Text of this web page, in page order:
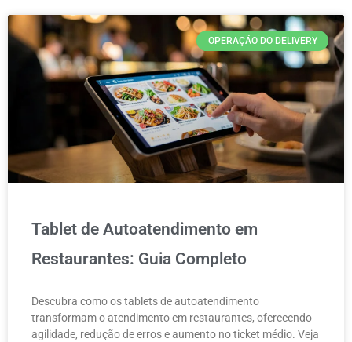
OPERAÇÃO DO DELIVERY
Tablet de Autoatendimento em
Restaurantes: Guia Completo
Descubra como os tablets de autoatendimento
transformam o atendimento em restaurantes, oferecendo
agilidade, redução de erros e aumento no ticket médio. Veja